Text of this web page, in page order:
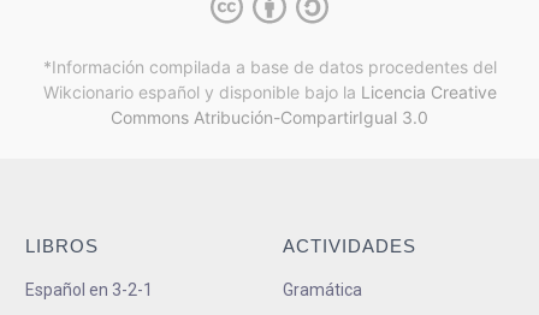
*Información compilada a base de datos procedentes del
Wikcionario español y disponible bajo la Licencia Creative
Commons Atribución-CompartirIgual 3.0
LIBROS
Español en 3-2-1
ACTIVIDADES
Gramática